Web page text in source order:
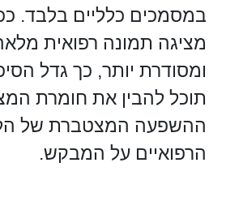
במסמכים כלליים בלבד.
מציגה תמונה רפואית
ומסודרת יותר, כך גדל
תוכל להבין את חומרת
ההשפעה המצטברת של
הרפואיים על המבקש.